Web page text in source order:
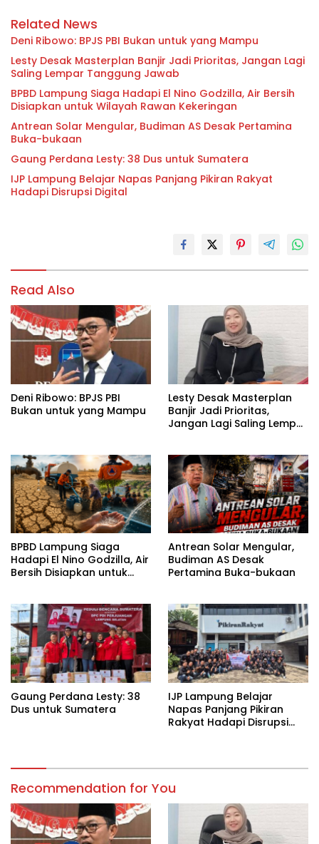
Related News
Deni Ribowo: BPJS PBI Bukan untuk yang Mampu
Lesty Desak Masterplan Banjir Jadi Prioritas, Jangan Lagi
Saling Lempar Tanggung Jawab
BPBD Lampung Siaga Hadapi El Nino Godzilla, Air Bersih
Disiapkan untuk Wilayah Rawan Kekeringan
Antrean Solar Mengular, Budiman AS Desak Pertamina
Buka-bukaan
Gaung Perdana Lesty: 38 Dus untuk Sumatera
IJP Lampung Belajar Napas Panjang Pikiran Rakyat
Hadapi Disrupsi Digital
Read Also
Deni Ribowo: BPJS PBI
Bukan untuk yang Mampu
Lesty Desak Masterplan
Banjir Jadi Prioritas,
Jangan Lagi Saling Lempar
BPBD Lampung Siaga
Hadapi El Nino Godzilla, Air
Bersih Disiapkan untuk
Antrean Solar Mengular,
Budiman AS Desak
Pertamina Buka-bukaan
Gaung Perdana Lesty: 38
Dus untuk Sumatera
IJP Lampung Belajar
Napas Panjang Pikiran
Rakyat Hadapi Disrupsi
Recommendation for You